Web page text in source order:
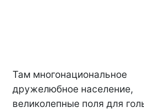
Там многонациональное
дружелюбное население,
великолепные поля для